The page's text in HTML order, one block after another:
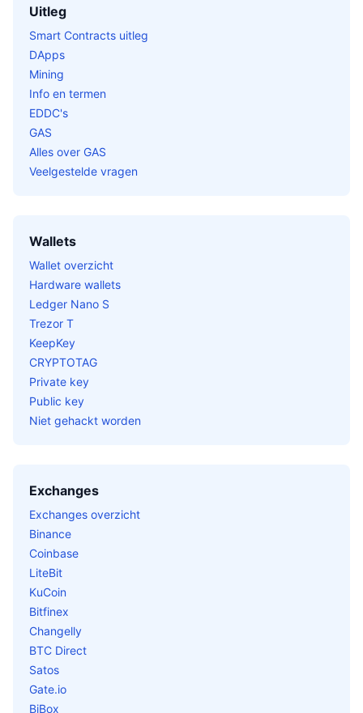
Uitleg
Smart Contracts uitleg
DApps
Mining
Info en termen
EDDC's
GAS
Alles over GAS
Veelgestelde vragen
Wallets
Wallet overzicht
Hardware wallets
Ledger Nano S
Trezor T
KeepKey
CRYPTOTAG
Private key
Public key
Niet gehackt worden
Exchanges
Exchanges overzicht
Binance
Coinbase
LiteBit
KuCoin
Bitfinex
Changelly
BTC Direct
Satos
Gate.io
BiBox